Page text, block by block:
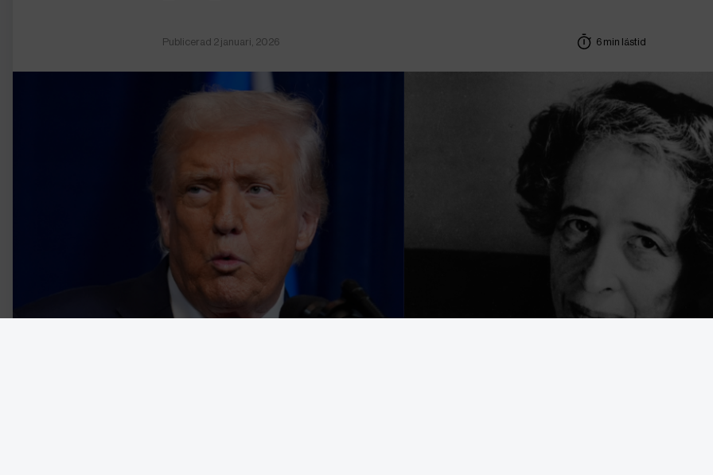
Publicerad 2 januari, 2026 6 min lästid